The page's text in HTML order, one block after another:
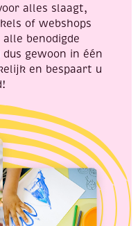
alles slaagt,
of webshops
benodigde
gewoon in één
en bespaart u